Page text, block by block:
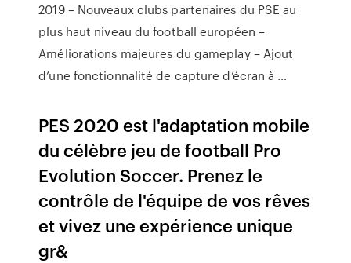
2019 – Nouveaux clubs partenaires du PSE au
plus haut niveau du football européen –
Améliorations majeures du gameplay – Ajout
d’une fonctionnalité de capture d’écran à …
PES 2020 est l'adaptation mobile
du célèbre jeu de football Pro
Evolution Soccer. Prenez le
contrôle de l'équipe de vos rêves
et vivez une expérience unique
gr&